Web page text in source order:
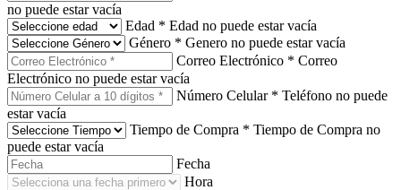
no puede estar vacía
Edad * Edad no puede estar vacía
Género * Genero no puede estar vacía
Correo Electrónico * Correo
Electrónico no puede estar vacía
Número Celular * Teléfono no puede
estar vacía
Tiempo de Compra * Tiempo de Compra no
puede estar vacía
Fecha
Hora